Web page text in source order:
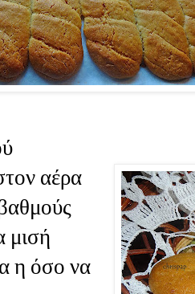
αέρα
μισή
η όσο να